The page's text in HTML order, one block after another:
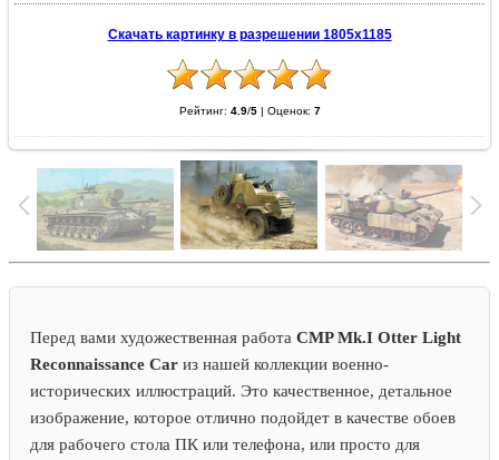
Скачать картинку в разрешении 1805x1185
Рейтинг: 4.9/5| Оценок: 7
Перед вами художественная работа CMP Mk.I Otter Light
Reconnaissance Car из нашей коллекции военно-
исторических иллюстраций. Это качественное, детальное
изображение, которое отлично подойдет в качестве обоев
для рабочего стола ПК или телефона, или просто для